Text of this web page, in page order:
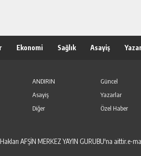
Ekonomi Sağlık Asayiş
ANDIRIN Güncel
Asayiş Yazarlar
Diğer Özel Haber
AFŞİN MERKEZ YAYIN GURUBU'na aittir.e-